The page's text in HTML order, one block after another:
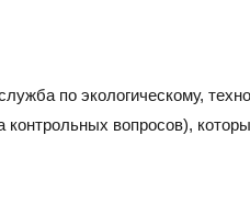
по экологическому,
контрольных вопросов),